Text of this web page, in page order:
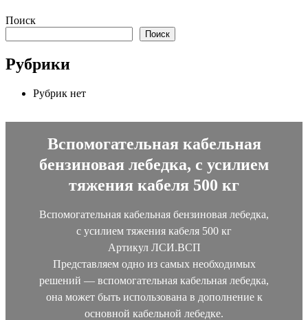
Поиск
Поиск
Рубрики
Рубрик нет
Вспомогательная кабельная
бензиновая лебедка, с усилием
тяжения кабеля 500 кг
Вспомогательная кабельная бензиновая лебедка,
с усилием тяжения кабеля 500 кг
Артикул ЛСИ.ВСП
Представляем одно из самых необходимых
решений — вспомогательная кабельная лебедка,
она может быть использована в дополнение к
основной кабельной лебедке.